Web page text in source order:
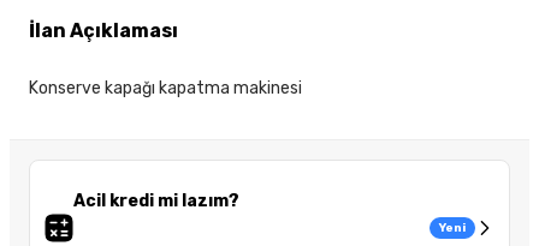
Acil kredi mi lazım?
Yeni
İlan Açıklaması
Konserve kapağı kapatma makinesi